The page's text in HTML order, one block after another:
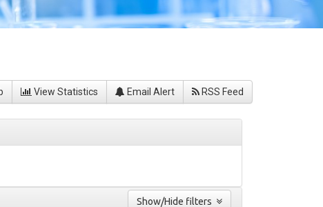
View Statistics Email Alert RSS Feed